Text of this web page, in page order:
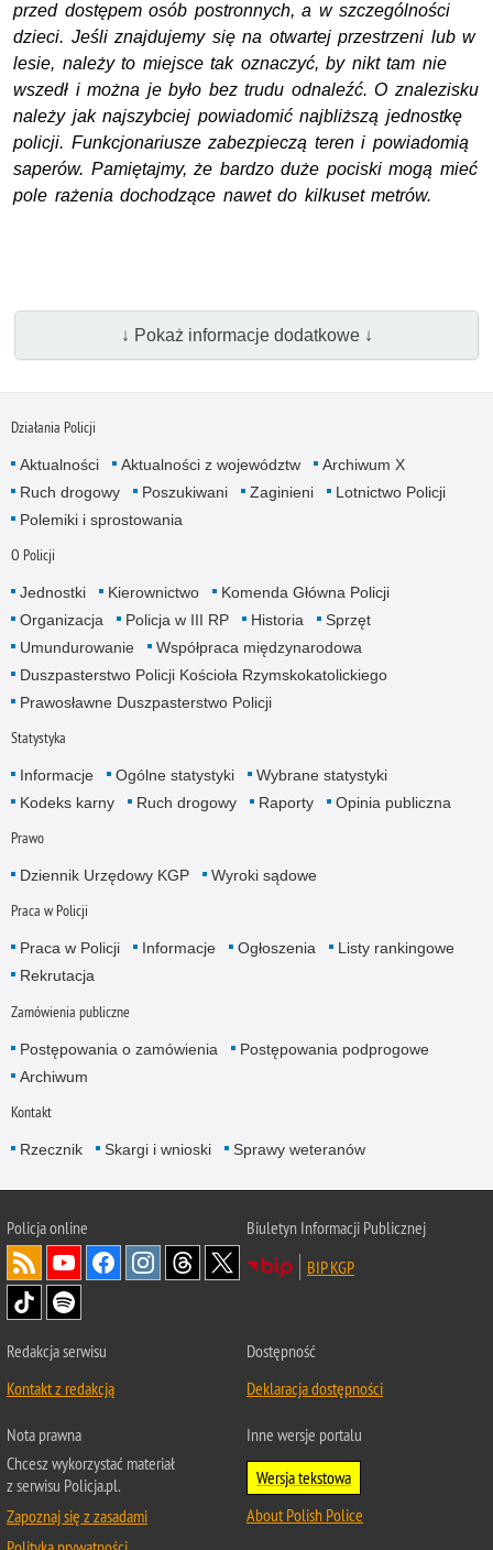
przed dostępem osób postronnych, a w szczególności
dzieci. Jeśli znajdujemy się na otwartej przestrzeni lub w
lesie, należy to miejsce tak oznaczyć, by nikt tam nie
wszedł i można je było bez trudu odnaleźć. O znalezisku
należy jak najszybciej powiadomić najbliższą jednostkę
policji. Funkcjonariusze zabezpieczą teren i powiadomią
saperów. Pamiętajmy, że bardzo duże pociski mogą mieć
pole rażenia dochodzące nawet do kilkuset metrów.
↓ Pokaż informacje dodatkowe ↓
Działania Policji
Aktualności Aktualności z województw
Archiwum X
Ruch drogowy
Poszukiwani Zaginieni
Lotnictwo Policji
Polemiki i sprostowania
O Policji
Jednostki Kierownictwo
Komenda Główna Policji
Organizacja
Policja w III RP Historia
Sprzęt
Umundurowanie
Współpraca międzynarodowa
Duszpasterstwo Policji Kościoła Rzymskokatolickiego
Prawosławne Duszpasterstwo Policji
Statystyka
Informacje Ogólne statystyki
Wybrane statystyki
Kodeks karny
Ruch drogowy Raporty Opinia publiczna
Prawo
Dziennik Urzędowy KGP Wyroki sądowe
Praca w Policji
Praca w Policji Informacje Ogłoszenia
Listy rankingowe
Rekrutacja
Zamówienia publiczne
Postępowania o zamówienia
Postępowania podprogowe
Archiwum
Kontakt
Rzecznik Skargi i wnioski Sprawy weteranów
Policjaonline
Biuletyn Informacji Publicznej
BIP KGP
Redakcja serwisu
Kontakt z redakcją
Dostępność
Deklaracja dostępności
Nota prawna
Chcesz wykorzystać materiał
z serwisu Policja.pl.
Zapoznaj się z zasadami
Inne wersje portalu
Wersja tekstowa
About Polish Police